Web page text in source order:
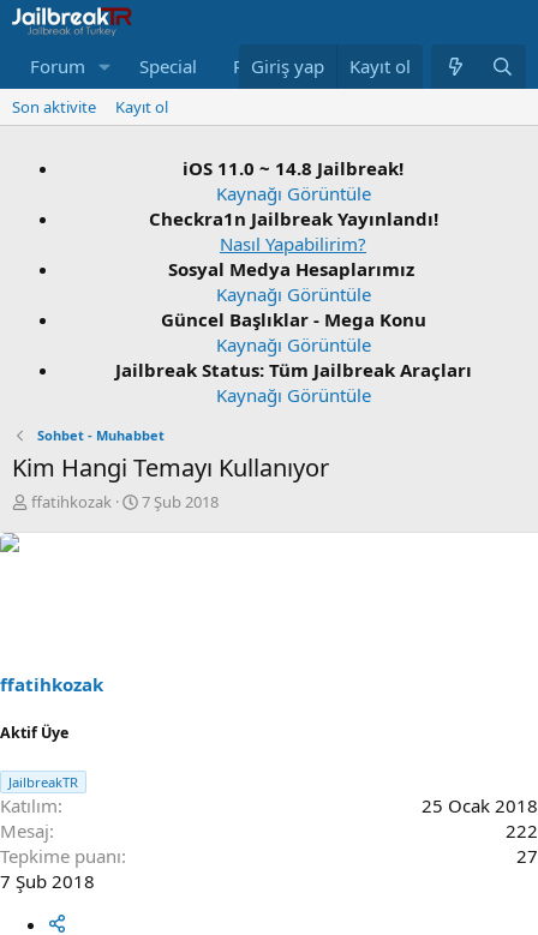
Forum Special Repo Neler Yeni Bağış Yap
Giriş yap Kayıt ol
Son aktivite Kayıt ol
iOS 11.0 ~ 14.8 Jailbreak!
Kaynağı Görüntüle
Checkra1n Jailbreak Yayınlandı!
Nasıl Yapabilirim?
Sosyal Medya Hesaplarımız
Kaynağı Görüntüle
Güncel Başlıklar - Mega Konu
Kaynağı Görüntüle
Jailbreak Status: Tüm Jailbreak Araçları
Kaynağı Görüntüle
Sohbet - Muhabbet
Kim Hangi Temayı Kullanıyor
K
b
i
ffatihkozak
B
7 Şub 2018
ffatihkozak
Aktif Üye
JailbreakTR
Katılım
25 Ocak 2018
Mesaj
222
Tepkime puanı
27
7 Şub 2018